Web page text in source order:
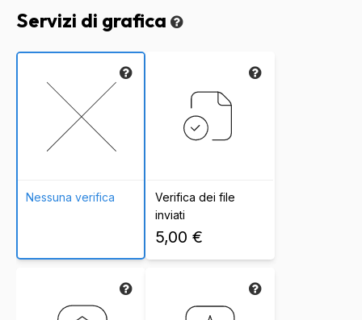
Servizi di grafica
Nessuna verifica
Verifica dei file
inviati
5,00 €